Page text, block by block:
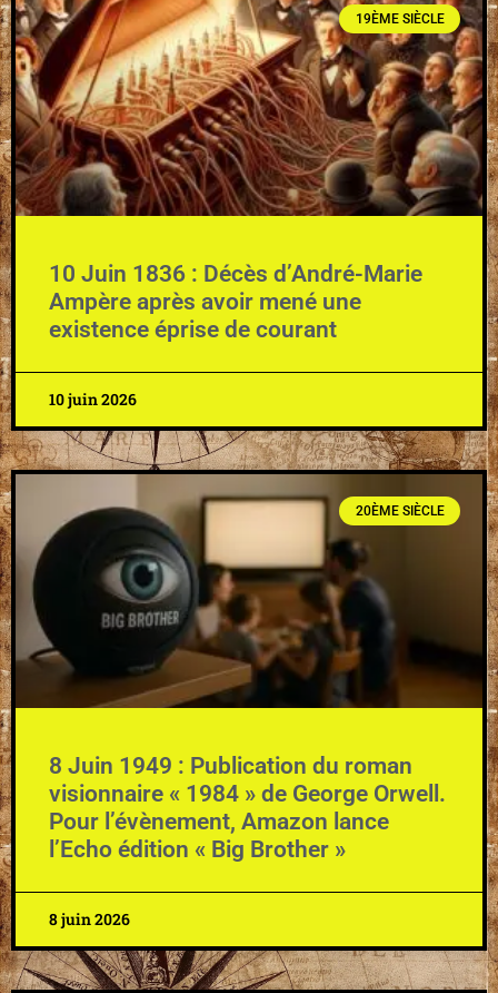
19ÈME SIÈCLE
10 Juin 1836 : Décès d’André-Marie
Ampère après avoir mené une
existence éprise de courant
10 juin 2026
20ÈME SIÈCLE
8 Juin 1949 : Publication du roman
visionnaire « 1984 » de George Orwell.
Pour l’évènement, Amazon lance
l’Echo édition « Big Brother »
8 juin 2026